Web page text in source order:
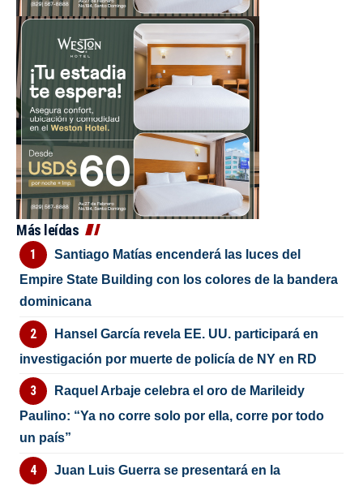
Más leídas
Santiago Matías encenderá las luces del
Empire State Building con los colores de la bandera
dominicana
Hansel García revela EE. UU. participará en
investigación por muerte de policía de NY en RD
Raquel Arbaje celebra el oro de Marileidy
Paulino: “Ya no corre solo por ella, corre por todo
un país”
Juan Luis Guerra se presentará en la